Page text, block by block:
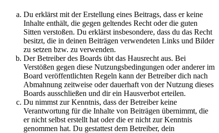
Du erklärst mit der Erstellung eines Beitrags, dass er keine
Inhalte enthält, die gegen geltendes Recht oder die guten
Sitten verstoßen. Du erklärst insbesondere, dass du das Recht
besitzt, die in deinen Beiträgen verwendeten Links und Bilder
zu setzen bzw. zu verwenden.
Der Betreiber des Boards übt das Hausrecht aus. Bei
Verstößen gegen diese Nutzungsbedingungen oder anderer im
Board veröffentlichten Regeln kann der Betreiber dich nach
Abmahnung zeitweise oder dauerhaft von der Nutzung dieses
Boards ausschließen und dir ein Hausverbot erteilen.
Du nimmst zur Kenntnis, dass der Betreiber keine
Verantwortung für die Inhalte von Beiträgen übernimmt, die
er nicht selbst erstellt hat oder die er nicht zur Kenntnis
genommen hat. Du gestattest dem Betreiber, dein